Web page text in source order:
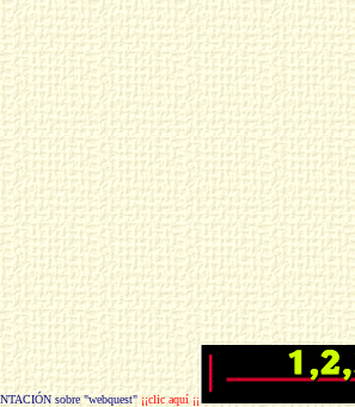
sobre "webquest" ¡¡clic aquí ¡¡